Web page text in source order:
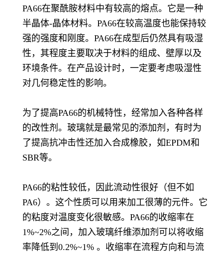
PA66在聚酰胺材料中有较高的熔点。它是一种
半晶体-晶体材料。PA66在较高温度也能保持较
强的强度和刚度。PA66在成型后仍然具有吸湿
性，其程度主要取决于材料的组成、壁厚以及
环境条件。在产品设计时，一定要考虑吸湿性
对几何稳定性的影响。
为了提高PA66的机械特性，经常加入各种各样
的改性剂。玻璃就是最常见的添加剂，有时为
了提高抗冲击性还加入合成橡胶，如EPDM和
SBR等。
PA66的粘性较低，因此流动性很好（但不如
PA6）。这个性质可以用来加工很薄的元件。它
的粘度对温度变化很敏感。PA66的收缩率在
1%~2%之间，加入玻璃纤维添加剂可以将收缩
率降低到0.2%~1% 。收缩率在流程方向和与流